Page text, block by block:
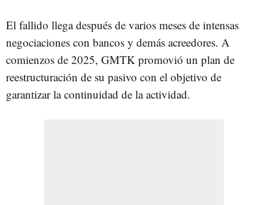
El fallido llega después de varios meses de intensas
negociaciones con bancos y demás acreedores. A
comienzos de 2025, GMTK promovió un plan de
reestructuración de su pasivo con el objetivo de
garantizar la continuidad de la actividad.